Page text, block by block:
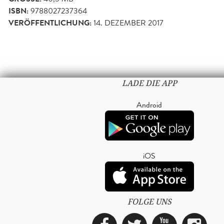
ISBN:9788027237364
VERÖFFENTLICHUNG:14. DEZEMBER 2017
LADE DIE APP
Android
iOS
FOLGE UNS